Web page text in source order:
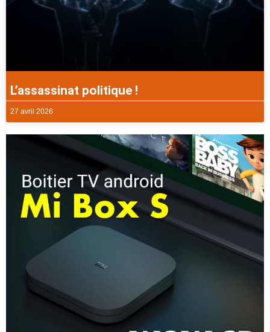
L’assassinat politique !
27 avril 2026